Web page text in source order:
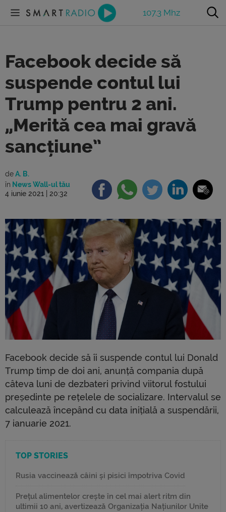
107.3 Mhz
Facebook decide să
suspende contul lui
Trump pentru 2 ani.
„Merită cea mai gravă
sancțiune”
deA. B.
în News Wall-ul tău
4 iunie 2021 | 20:32
Facebook decide să îi suspende contul lui Donald
Trump timp de doi ani, anunță compania după
câteva luni de dezbateri privind viitorul fostului
președinte pe rețelele de socializare. Intervalul se
calculează începând cu data inițială a suspendării,
7 ianuarie 2021.
TOP STORIES
Rusia vaccinează câini și pisici împotriva Covid
Prețul alimentelor crește în cel mai alert ritm din
ultimii 10 ani, avertizează Organizația Națiunilor Unite